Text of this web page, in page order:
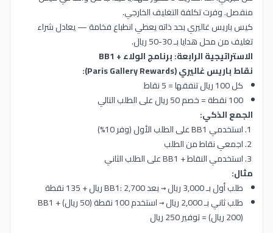
منفصل. وفرت تكلفة التغليف الخارجي.
كيس باريس غاليري بحد ذاته يعطي انطباع فخامة — يعادل شراء
تغليف من محل هدايا بـ 30-50 ريال.
الاستراتيجية الرابعة: برنامج الولاء + BB1
نقاط باريس غاليري (Paris Gallery Rewards):
كل 100 ريال تنفقها = 5 نقاط
100 نقطة = خصم 50 ريال على الطلب التالي
الجمع الذكي:
استخدمي BB1 على الطلب الأول (وفر 10%)
اجمعي نقاط من الطلب
استخدمي النقاط + BB1 على الطلب الثاني
مثال:
طلب أول بـ 3,000 ريال → بعد BB1: 2,700 ريال + 135 نقطة
طلب ثاني بـ 2,000 ريال → استخدم 100 نقطة (50 ريال) + BB1
(200 ريال) = توفير 250 ريال